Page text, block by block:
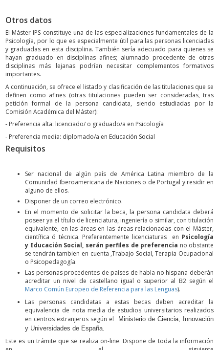
Otros datos
El Máster IPS constituye una de las especializaciones fundamentales de la
Psicología, por lo que es especialmente útil para las personas licenciadas
y graduadas en esta disciplina. También sería adecuado para quienes se
hayan graduado en disciplinas afines; alumnado procedente de otras
disciplinas más lejanas podrían necesitar complementos formativos
importantes.
A continuación, se ofrece el listado y clasificación de las titulaciones que se
definen como afines (otras titulaciones pueden ser consideradas, tras
petición formal de la persona candidata, siendo estudiadas por la
Comisión Académica del Máster):
- Preferencia alta: licenciado/ o graduado/a en Psicología
- Preferencia media: diplomado/a en Educación Social
Requisitos
Ser nacional de algún país de América Latina miembro de la
Comunidad Iberoamericana de Naciones o de Portugal y residir en
alguno de ellos.
Disponer de un correo electrónico.
En el momento de solicitar la beca, la persona candidata deberá
poseer ya el título de licenciatura, ingeniería o similar, con titulación
equivalente, en las áreas en las áreas relacionadas con el Máster,
científica ó técnica. Preferentemente licenciaturas en Psicología
y Educación Social, serán perfiles de preferencia no obstante
se tendrán tambien en cuenta ,Trabajo Social, Terapia Ocupacional
o Psicopedagogía.
Las personas procedentes de países de habla no hispana deberán
acreditar un nivel de castellano igual o superior al B2 según el
Marco Común Europeo de Referencia para las Lenguas).
Las personas candidatas a estas becas deben acreditar la
equivalencia de nota media de estudios universitarios realizados
en centros extranjeros según el
Ministerio de Ciencia, Innovación
y Universidades de España.
Este es un trámite que se realiza on-line. Dispone de toda la información